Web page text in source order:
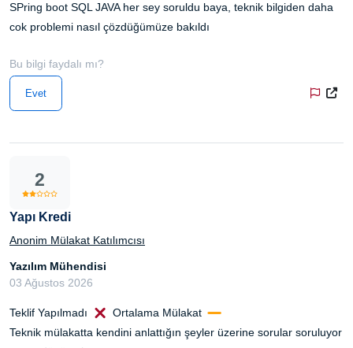
SPring boot SQL JAVA her sey soruldu baya, teknik bilgiden daha
cok problemi nasıl çözdüğümüze bakıldı
Bu bilgi faydalı mı?
Evet
2
Yapı Kredi
Anonim Mülakat Katılımcısı
Yazılım Mühendisi
03 Ağustos 2026
Teklif Yapılmadı
Ortalama Mülakat
Teknik mülakatta kendini anlattığın şeyler üzerine sorular soruluyor